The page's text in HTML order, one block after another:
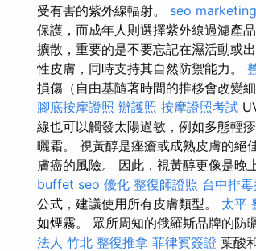
受有害的紫外線輻射。 seo marketing
保護，而成年人則選擇紫外線過濾產品
擴散，重要的是不要忘記在濕活動或
性皮膚，同時支持其自然防禦能力。
損傷（自由基隨著時間的推移會改變
腳底按摩證照 辦護照 按摩證照考試
線也可以觸發太陽過敏，例如多態輕
曬霜。 視黃醇是痤瘡或成熟皮膚的絕
膚癌的風險。 因此，視黃醇更像是
buffet seo 優化 整復師證照 台中排
公式，建議使用所有皮膚類型。 太平
如煙霧。 眾所周知的俄羅斯品牌的防
法人 竹北 整復推拿 菲律賓簽證 葉酸